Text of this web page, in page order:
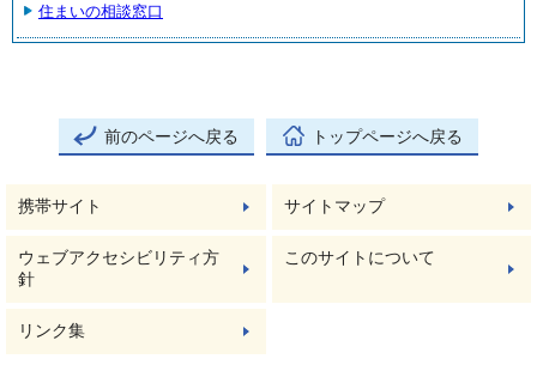
住まいの相談窓口
前のページへ戻る トップページへ戻る
携帯サイト サイトマップ
ウェブアクセシビリティ方
針
このサイトについて
リンク集